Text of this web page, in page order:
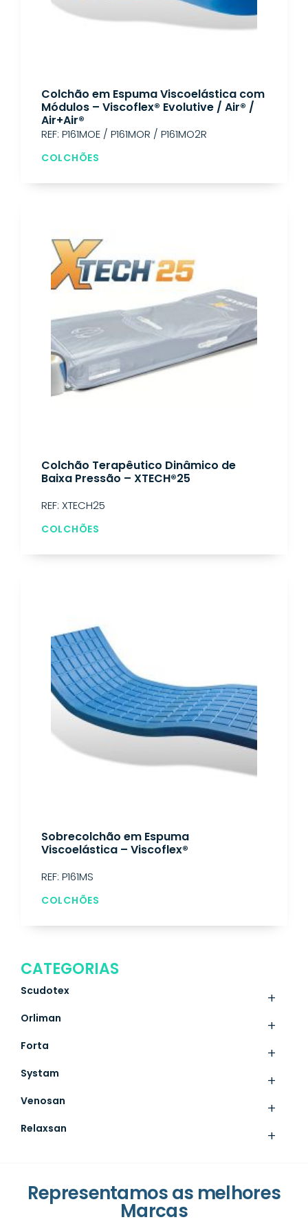
CATEGORIAS
+
Scudotex
+
Orliman
+
Forta
+
Systam
+
Venosan
+
Relaxsan
Colchão em Espuma Viscoelástica com
Módulos – Viscoflex® Evolutive / Air® /
Air+Air®
REF: P161MOE / P161MOR / P161MO2R
COLCHÕES
Colchão Terapêutico Dinâmico de
Baixa Pressão – XTECH®25
REF: XTECH25
COLCHÕES
Sobrecolchão em Espuma
Viscoelástica – Viscoflex®
REF: P161MS
COLCHÕES
Representamos as melhores
Marcas